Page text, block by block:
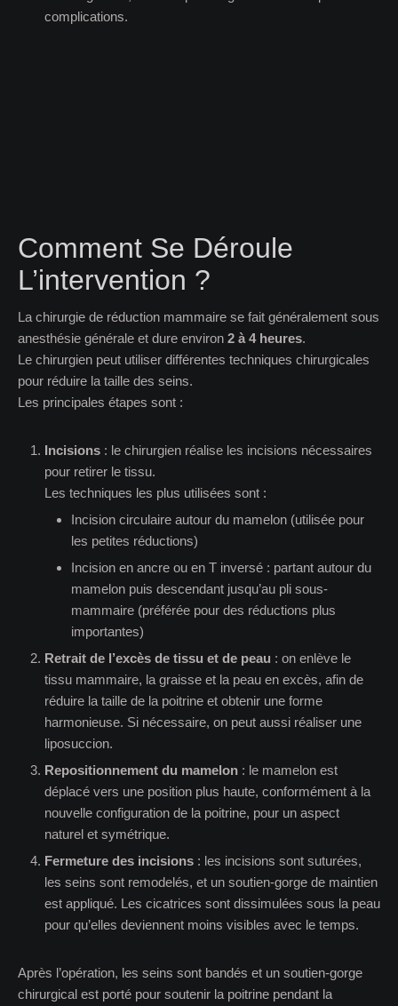
complications.
Comment Se Déroule
L’intervention ?
La chirurgie de réduction mammaire se fait généralement sous
anesthésie générale et dure environ 2 à 4 heures.
Le chirurgien peut utiliser différentes techniques chirurgicales
pour réduire la taille des seins.
Les principales étapes sont :
Incisions : le chirurgien réalise les incisions nécessaires
pour retirer le tissu.
Les techniques les plus utilisées sont :
Incision circulaire autour du mamelon (utilisée pour
les petites réductions)
Incision en ancre ou en T inversé : partant autour du
mamelon puis descendant jusqu’au pli sous-
mammaire (préférée pour des réductions plus
importantes)
Retrait de l’excès de tissu et de peau : on enlève le
tissu mammaire, la graisse et la peau en excès, afin de
réduire la taille de la poitrine et obtenir une forme
harmonieuse. Si nécessaire, on peut aussi réaliser une
liposuccion.
Repositionnement du mamelon : le mamelon est
déplacé vers une position plus haute, conformément à la
nouvelle configuration de la poitrine, pour un aspect
naturel et symétrique.
Fermeture des incisions : les incisions sont suturées,
les seins sont remodelés, et un soutien-gorge de maintien
est appliqué. Les cicatrices sont dissimulées sous la peau
pour qu’elles deviennent moins visibles avec le temps.
Après l’opération, les seins sont bandés et un soutien-gorge
chirurgical est porté pour soutenir la poitrine pendant la